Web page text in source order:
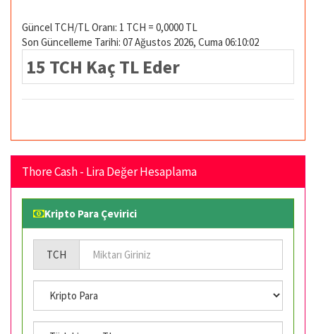
Güncel TCH/TL Oranı: 1 TCH = 0,0000 TL
Son Güncelleme Tarihi: 07 Ağustos 2026, Cuma 06:10:02
15 TCH Kaç TL Eder
Thore Cash - Lira Değer Hesaplama
Kripto Para Çevirici
TCH